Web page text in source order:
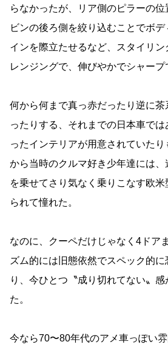
らなかったが、リア側のピラーの
ビンの後ろ側を絞り込むことでボ
インを際立たせるなど、スタイリ
レンジングで、伸びやかでシャープ
何から何まで真っ赤だったり逆に
ったりする、それまでの日本車で
ったインテリアが用意されていた
から当時のクルマ好き少年達には
を乗せてさり気なく乗りこなす欧
られて憧れた。
なのに、クーペだけじゃなく4ドア
ズム的には旧態依然でスペック的
り、今ひとつ〝成り切れてない〟
た。
今なら70〜80年代のアメ車っぽい